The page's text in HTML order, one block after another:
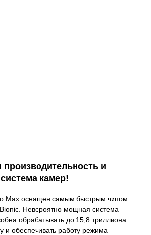
и
камер!
Max оснащен самым быстрым чипом
Невероятно мощная система
обрабатывать до 15,8 триллиона
и обеспечивать работу режима